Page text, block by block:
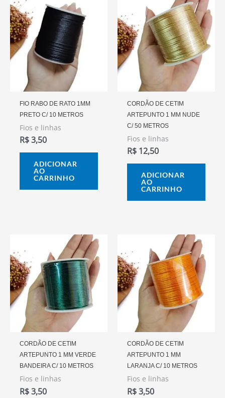
FIO RABO DE RATO 1MM
PRETO C/ 10 METROS
Fios e linhas
R$3,50
ADICIONAR
AO
CARRINHO
CORDÃO DE CETIM
ARTEPUNTO 1 MM NUDE
C/ 50 METROS
Fios e linhas
R$ 12,50
ADICIONAR
AO
CARRINHO
CORDÃO DE CETIM
ARTEPUNTO 1 MM VERDE
BANDEIRA C/ 10 METROS
Fios e linhas
R$3,50
CORDÃO DE CETIM
ARTEPUNTO 1 MM
LARANJA C/ 10 METROS
Fios e linhas
R$3,50